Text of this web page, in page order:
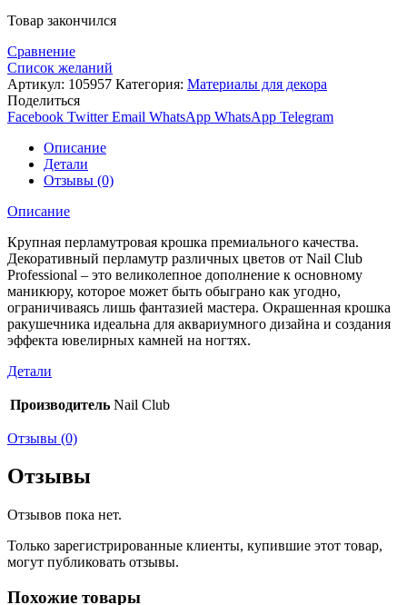
Товар закончился
Сравнение
Список желаний
Артикул: 105957 Категория: Материалы для декора
Поделиться
Facebook Twitter Email WhatsApp WhatsApp Telegram
Описание
Детали
Отзывы (0)
Описание
Крупная перламутровая крошка премиального качества.
Декоративный перламутр различных цветов от Nail Club
Professional – это великолепное дополнение к основному
маникюру, которое может быть обыграно как угодно,
ограничиваясь лишь фантазией мастера. Окрашенная крошка
ракушечника идеальна для аквариумного дизайна и создания
эффекта ювелирных камней на ногтях.
Детали
Производитель Nail Club
Отзывы (0)
Отзывы
Отзывов пока нет.
Только зарегистрированные клиенты, купившие этот товар,
могут публиковать отзывы.
Похожие товары